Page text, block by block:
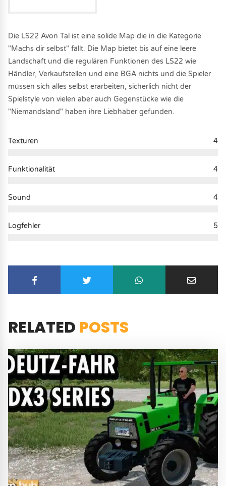
Die LS22 Avon Tal ist eine solide Map die in die Kategorie
"Machs dir selbst" fällt. Die Map bietet bis auf eine leere
Landschaft und die regulären Funktionen des LS22 wie
Händler, Verkaufstellen und eine BGA nichts und die Spieler
müssen sich alles selbst erarbeiten, sicherlich nicht der
Spielstyle von vielen aber auch Gegenstücke wie die
"Niemandsland" haben ihre Liebhaber gefunden.
Texturen 4
Funktionalität 4
Sound 4
Logfehler 5
RELATED POSTS